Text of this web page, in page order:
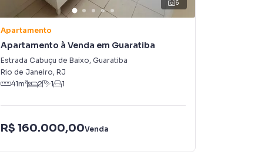
6
Apartamento
Apartamento à Venda em Guaratiba
Estrada Cabuçu de Baixo, Guaratiba
Rio de Janeiro, RJ
41m² 2 1 1
R$ 160.000,00Venda